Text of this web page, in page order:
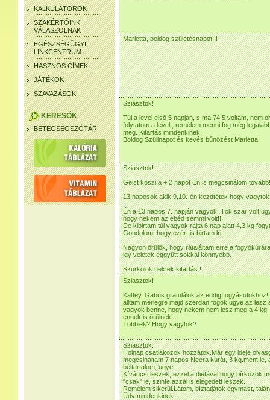
KALKULÁTOROK
SZAKÉRTŐINK
VÁLASZOLNAK
EGÉSZSÉGÜGYI
LINKCENTRUM
HASZNOS CÍMEK
JÁTÉKOK
SZAVAZÁSOK
KERESŐK
BETEGSÉGSZÓTÁR
Marietta, boldog születésnapot!!!
Sziasztok!
Túl a level első 5 napján, s ma 74.5 voltam, nem
folytatom a levelt, remélem menni fog még
meg. Kitartás mindenkinek!
Boldog Szülinapot és kevés bűnözést Marietta!
Sziasztok!
Geist köszi a + 2 napot Én is megcsinálom tovább!
13 naposok akik 9,10.-én kezdtétek hogy
Én a 13 napos 7. napján vagyok. Tök szar volt
hogy nekem az ebéd semmi volt!!!
De kibirtam túl vagyok rajta 6 nap alatt 4,3 kg
Gondolom, hogy ezért is birtam ki.
Nagyon örülök, hogy rátaláltam erre a
igy veletek eggyütt sokkal könnyebb.
Szurkolok nektek kitartás !
Sziasztok!
Kattey, Gabus gratulálok az eddig
álltam mérlegre majd szerdán fogok ugye az
vagyok benne, hogy nekem nem lesz meg a 4
ennek is örülnék..
Többiek? Hogy vagytok?
Sziasztok.
Holnap csatlakozok hozzátok.Már egy ideje
megcsináltam 7 napos Neera kúrát, 3 kg.ment
béltartalom, ugye...
Kíváncsi leszek, ezzel a diétával hogy bírkózok
"csak" le, szinte azzal is elégedett leszek.
Remélem sikerül.Látom, bíztatjátok egymást,
Üdv mindenkinek